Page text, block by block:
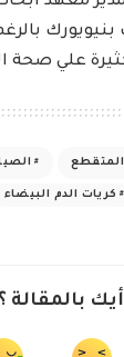
علي صحة
المتقطع
كريات الدم البيضاء
بالمقالة ؟